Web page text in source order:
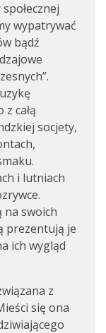
wypatrywać
bądź
całą
socjety,
i lutniach
na swoich
prezentują je
ich wygląd
z
się ona